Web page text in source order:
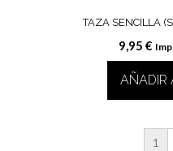
TAZA SENCILLA
9,95 €
AÑADIR
1